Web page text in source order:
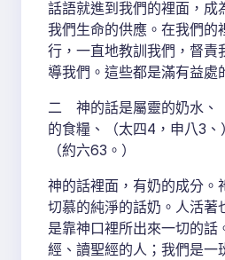
話語就進到我們的裡面，成
我們生命的供應。在我們的
行，一直地教訓我們，督責
導我們。這些都是滿有益處
二 神的話是屬靈的奶水、
的食糧、（太四4，申八3、
（約六63。）
神的話裡面，有奶的成分。
切慕的純淨的話奶。人活著
是靠神口裡所出來一切的話
經、讀聖經的人；我們是一